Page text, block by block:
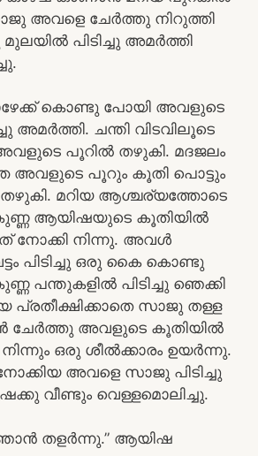
അവളെ ചേർത്തു നിറുത്തി
മുലയിൽ പിടിച്ചു അമർത്തി
കൊണ്ടു പോയി അവളുടെ
അമർത്തി. ചന്തി വിടവിലൂടെ
പൂറിൽ തഴുകി. മദജലം
പൂറും കൂതി പൊട്ടും
മറിയ ആശ്ചര്യത്തോടെ
ആയിഷയുടെ കൂതിയിൽ
നോക്കി നിന്നു. അവൾ
പിടിച്ചു ഒരു കൈ കൊണ്ടു
പന്തുകളിൽ പിടിച്ചു ഞെക്കി
പ്രതീക്ഷിക്കാതെ സാജു തള്ള
ചേർത്തു അവളുടെ കൂതിയിൽ
നിന്നും ഒരു ശീൽക്കാരം ഉയർന്നു.
അവളെ സാജു പിടിച്ചു
വീണ്ടും വെള്ളമൊലിച്ചു.
ഞാൻ തളർന്നു.” ആയിഷ